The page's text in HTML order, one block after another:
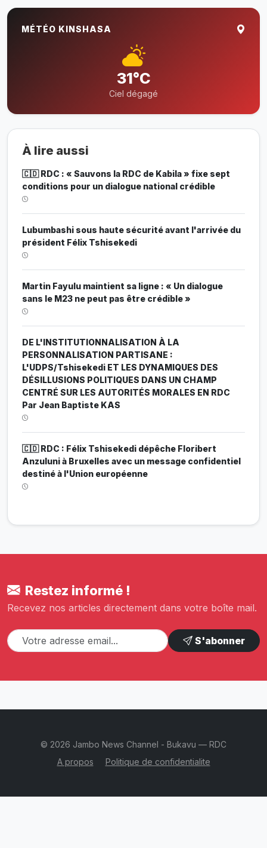
MÉTÉO KINSHASA
31°C
Ciel dégagé
À lire aussi
🇨🇩 RDC : « Sauvons la RDC de Kabila » fixe sept
conditions pour un dialogue national crédible
Lubumbashi sous haute sécurité avant l'arrivée du
président Félix Tshisekedi
Martin Fayulu maintient sa ligne : « Un dialogue
sans le M23 ne peut pas être crédible »
DE L'INSTITUTIONNALISATION À LA
PERSONNALISATION PARTISANE :
L'UDPS/Tshisekedi ET LES DYNAMIQUES DES
DÉSILLUSIONS POLITIQUES DANS UN CHAMP
CENTRÉ SUR LES AUTORITÉS MORALES EN RDC
Par Jean Baptiste KAS
🇨🇩 RDC : Félix Tshisekedi dépêche Floribert
Anzuluni à Bruxelles avec un message confidentiel
destiné à l'Union européenne
Restez informé !
Recevez nos articles directement dans votre boîte mail.
S'abonner
© 2026 Jambo News Channel - Bukavu — RDC
A propos
Politique de confidentialite